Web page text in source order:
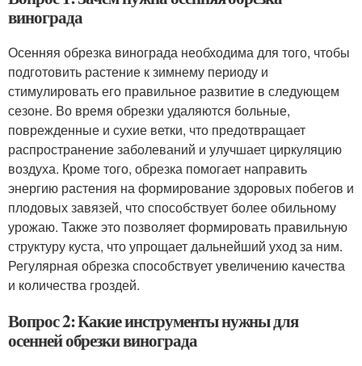
винограда
Осенняя обрезка винограда необходима для того, чтобы
подготовить растение к зимнему периоду и
стимулировать его правильное развитие в следующем
сезоне. Во время обрезки удаляются больные,
поврежденные и сухие ветки, что предотвращает
распространение заболеваний и улучшает циркуляцию
воздуха. Кроме того, обрезка помогает направить
энергию растения на формирование здоровых побегов и
плодовых завязей, что способствует более обильному
урожаю. Также это позволяет формировать правильную
структуру куста, что упрощает дальнейший уход за ним.
Регулярная обрезка способствует увеличению качества
и количества гроздей.
Вопрос 2: Какие инструменты нужны для
осенней обрезки винограда